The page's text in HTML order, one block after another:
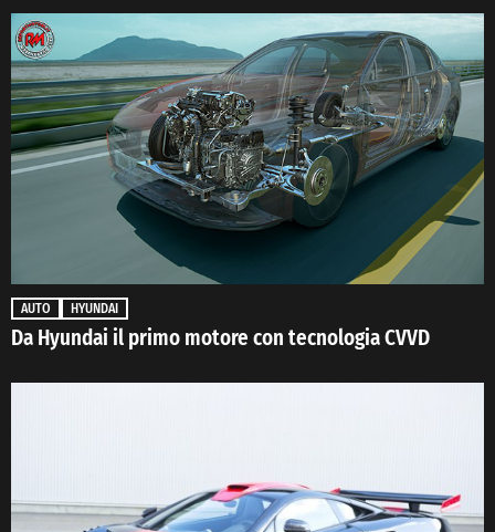
AUTO HYUNDAI
Da Hyundai il primo motore con tecnologia CVVD